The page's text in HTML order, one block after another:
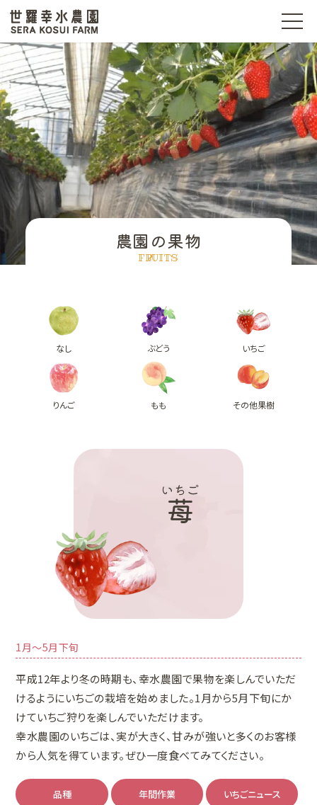
世羅幸水農園
農園の果物
FRUITS
なし ぶどう いちご
りんご もも その他果樹
いちご
苺
1月〜5月下旬
平成12年より冬の時期も、幸水農園で果物を楽しんでいただ
けるようにいちごの栽培を始めました。1月から5月下旬にか
けていちご狩りを楽しんでいただけます。
幸水農園のいちごは、実が大きく、甘みが強いと多くのお客様
から人気を得ています。ぜひ一度食べてみてください。
品種 年間作業 いちごニュース
t
o
g
l
e
n
a
v
i
g
a
t
o
n